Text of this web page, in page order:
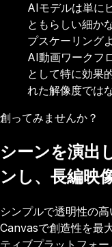
AIモデルは単に
ともらしい細か
プスケーリング
AI動画ワークフ
として特に効果
れた解像度では
創ってみませんか？
シーンを演出
ンし、長編映
シンプルで透明性の
Canvasで創造性を最
ティブプラットフォー